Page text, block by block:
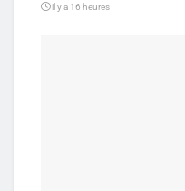
il y a 16 heures